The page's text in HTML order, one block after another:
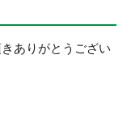
ありがとうござい